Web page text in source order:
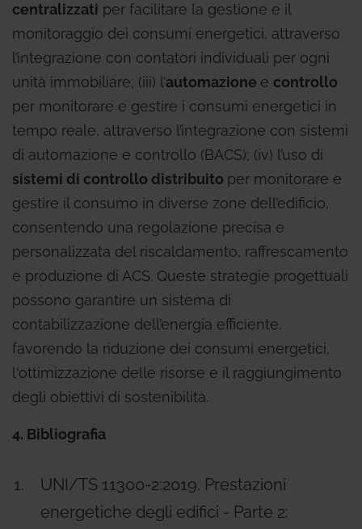
centralizzati per facilitare la gestione e il
monitoraggio dei consumi energetici, attraverso
l’integrazione con contatori individuali per ogni
unità immobiliare; (iii) l’automazione e controllo
per monitorare e gestire i consumi energetici in
tempo reale, attraverso l’integrazione con sistemi
di automazione e controllo (BACS); (iv) l’uso di
sistemi di controllo distribuito per monitorare e
gestire il consumo in diverse zone dell’edificio,
consentendo una regolazione precisa e
personalizzata del riscaldamento, raffrescamento
e produzione di ACS. Queste strategie progettuali
possono garantire un sistema di
contabilizzazione dell’energia efficiente,
favorendo la riduzione dei consumi energetici,
l'ottimizzazione delle risorse e il raggiungimento
degli obiettivi di sostenibilità.
4. Bibliografia
UNI/TS 11300-2:2019. Prestazioni
energetiche degli edifici - Parte 2: